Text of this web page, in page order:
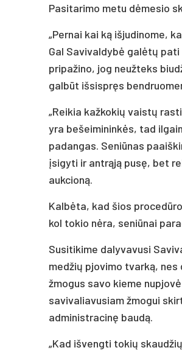
Pasitarimo metu dėmesio
„Pernai kai ką išjudinome,
Gal Savivaldybė galėtų
pripažino, jog neužteks
galbūt išsispręs
„Reikia kažkokių vaistų
yra bešeimininkės, tad
padangas. Seniūnas
įsigyti ir antrąją pusę, bet
aukcioną.
Kalbėta, kad šios
kol tokio nėra, seniūnai
Susitikime dalyvavusi
medžių pjovimo tvarką, nes
žmogus savo kieme
savivaliavusiam žmogui
administracinę baudą.
„Kad išvengti tokių